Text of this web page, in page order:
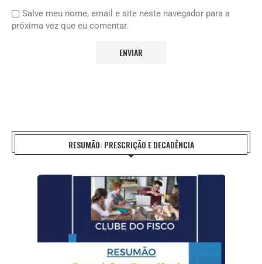
Salve meu nome, email e site neste navegador para a
próxima vez que eu comentar.
RESUMÃO: PRESCRIÇÃO E DECADÊNCIA